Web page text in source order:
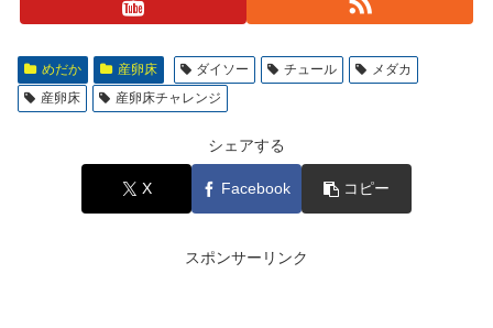
めだか 産卵床 ダイソー チュール
メダカ
産卵床
産卵床チャレンジ
シェアする
X Facebook コピー
スポンサーリンク